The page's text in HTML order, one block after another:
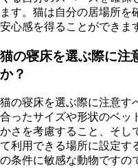
ます。猫は自分の居場所を
安心感を得ることができま
猫の寝床を選ぶ際に注
か？
猫の寝床を選ぶ際に注意す
合ったサイズや形状のベッ
かさを考慮すること、そし
て利用できる場所に設定す
の条件に敏感な動物ですの